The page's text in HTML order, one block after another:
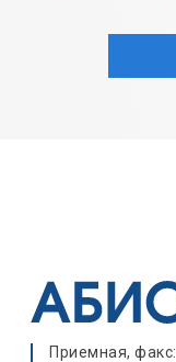
Приемная, факс: